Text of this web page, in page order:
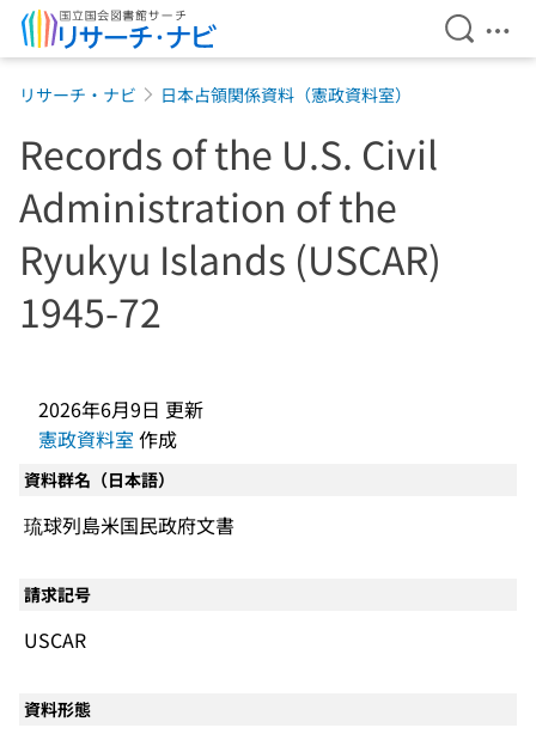
検索を
メ
リサーチ・ナビ 日本占領関係資料（憲政資料室）
Records of the U.S. Civil
Administration of the
Ryukyu Islands (USCAR)
1945-72
2026年6月9日 更新
憲政資料室 作成
資料群名（日本語）
琉球列島米国民政府文書
請求記号
USCAR
資料形態